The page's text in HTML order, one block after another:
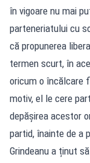
în vigoare nu mai
parteneriatului cu
că propunerea
termen scurt, în
oricum o încălcare
motiv, el le cere
depășirea acestor
partid, înainte de a
Grindeanu a ținut